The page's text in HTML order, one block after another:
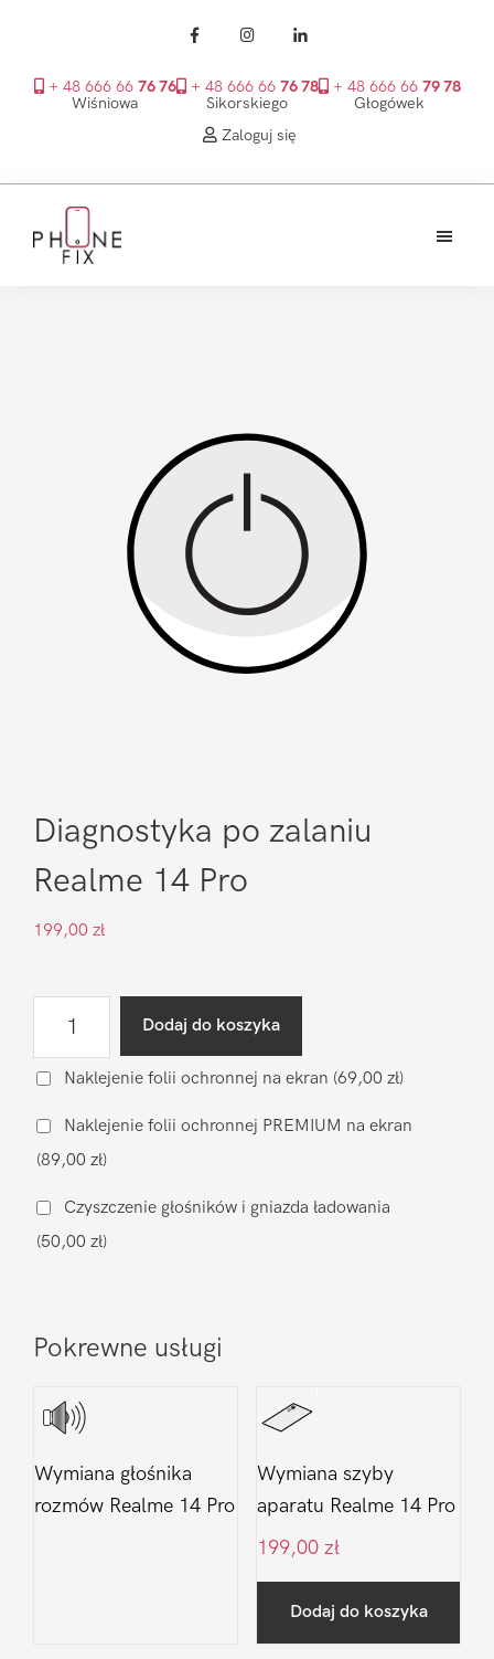
+ 48 666 66 76 76
Wiśniowa
+ 48 666 66 76 78
Sikorskiego
+ 48 666 66 79 78
Głogówek
Zaloguj się
głównego
Diagnostyka po zalaniu
Realme 14 Pro
199,00 zł
po
Realme
14
Pro
Dodaj do koszyka
Naklejenie folii ochronnej na ekran (69,00 zł)
Naklejenie folii ochronnej PREMIUM na ekran
(89,00 zł)
Czyszczenie głośników i gniazda ładowania
(50,00 zł)
Pokrewne usługi
Wymiana głośnika
rozmów Realme 14 Pro
Wymiana szyby
aparatu Realme 14 Pro
199,00 zł
Dodaj do koszyka